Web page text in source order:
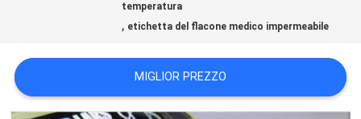
MAPPA
temperatura
, etichetta del flacone medico impermeabile
MIGLIOR PREZZO